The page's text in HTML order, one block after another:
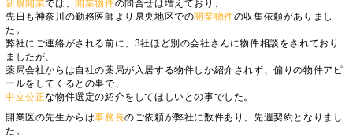
新規開業では、 開業物件の問合せは増えており、
先日も神奈川の勤務医師より県央地区での開業物件の収集依頼がありまし
た。
弊社にご連絡がされる前に、3社ほど別の会社さんに物件相談をされており
ましたが、
薬局会社からは自社の薬局が入居する物件しか紹介されず、偏りの物件アピ
ールをしてくるとの事で、
中立公正な物件選定の紹介をしてほしいとの事でした。
開業医の先生からは事務長のご依頼が弊社に数件あり、先週契約となりまし
た。